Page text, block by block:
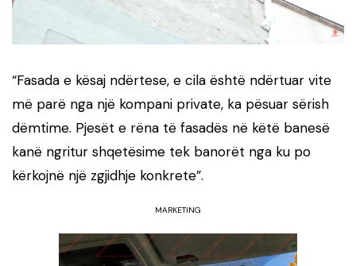
“Fasada e kësaj ndërtese, e cila është ndërtuar vite
më parë nga një kompani private, ka pësuar sërish
dëmtime. Pjesët e rëna të fasadës në këtë banesë
kanë ngritur shqetësime tek banorët nga ku po
kërkojnë një zgjidhje konkrete”.
MARKETING